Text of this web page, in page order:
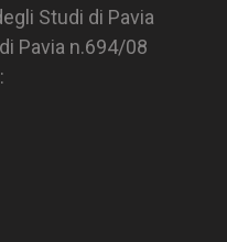
Studi di Pavia
Pavia n.694/08